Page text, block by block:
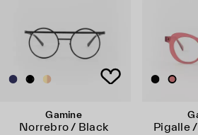
Gamine
Norrebro / Black
Pigalle